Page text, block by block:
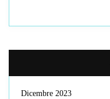
Dicembre 2023